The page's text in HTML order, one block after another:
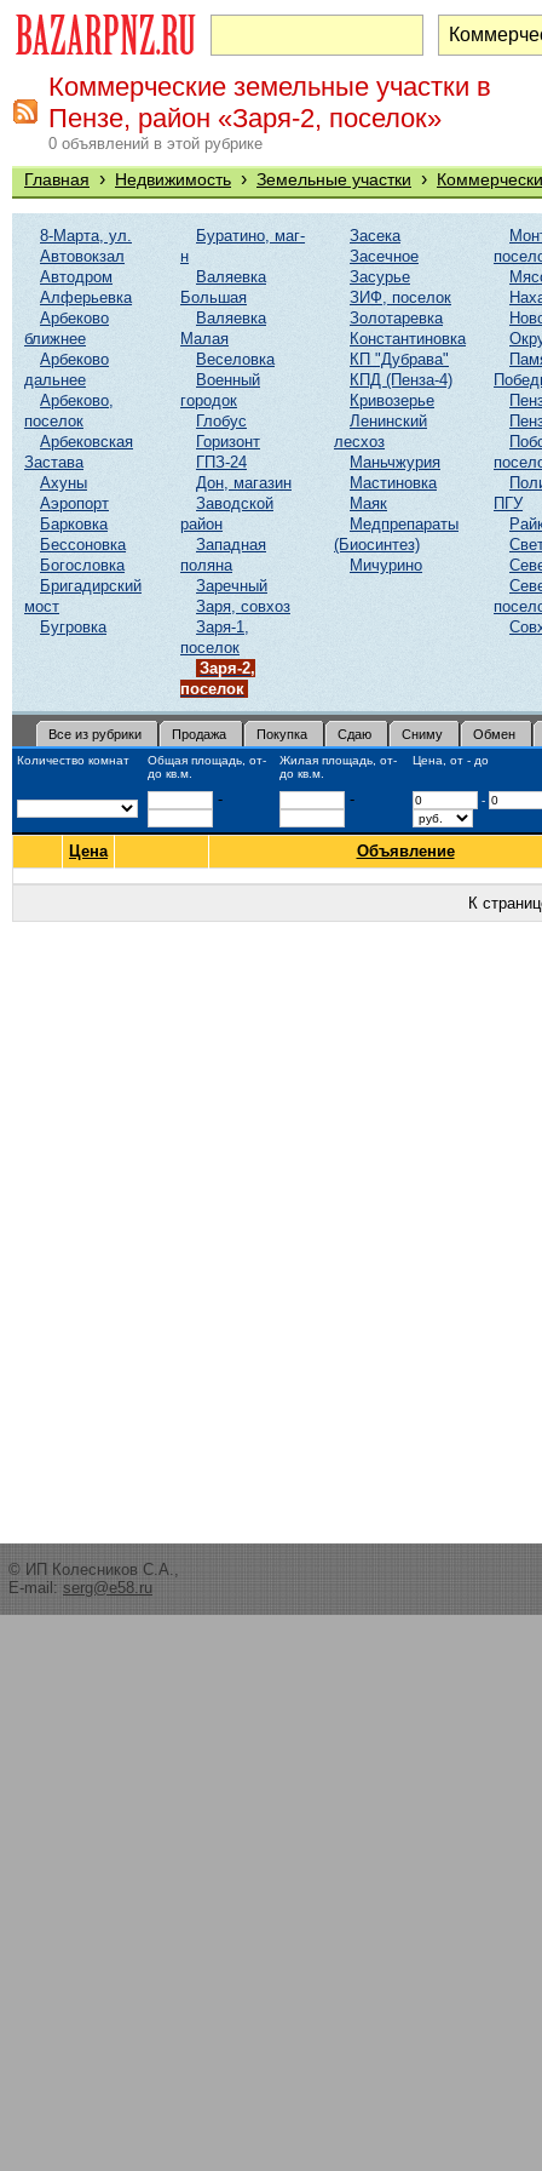
Коммерческие земельные участки в
Пензе, район «Заря-2, поселок»
0 объявлений в этой рубрике
Главная › Недвижимость › Земельные участки ›
8-Марта, ул.
Автовокзал
Автодром
Алферьевка
Арбеково
ближнее
Арбеково
дальнее
Арбеково,
поселок
Арбековская
Застава
Ахуны
Аэропорт
Барковка
Бессоновка
Богословка
Бригадирский
мост
Бугровка
Буратино, маг-
н
Валяевка
Большая
Валяевка
Малая
Веселовка
Военный
городок
Глобус
Горизонт
ГПЗ-24
Дон, магазин
Заводской
район
Западная
поляна
Заречный
Заря, совхоз
Заря-1,
поселок
Заря-2,
поселок
Засека
Засечное
Засурье
ЗИФ, поселок
Золотаревка
Константиновка
КП "Дубрава"
КПД (Пенза-4)
Кривозерье
Ленинский
лесхоз
Маньчжурия
Мастиновка
Маяк
Медпрепараты
(Биосинтез)
Мичурино
ПГУ
Все из рубрики Продажа Покупка Сдаю Сниму Обмен
Количество комнат
Общая площадь, от-
до кв.м.
Жилая площадь, от-
до кв.м.
Цена, от - до
- - -
Цена Объявление
К
© ИП Колесников С.А.,
E-mail: serg@e58.ru